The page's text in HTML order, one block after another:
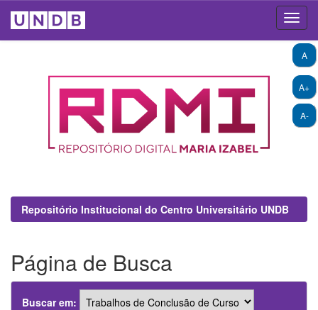
A+
A-
A
Repositório Institucional do Centro Universitário UNDB
Página de Busca
Buscar em: